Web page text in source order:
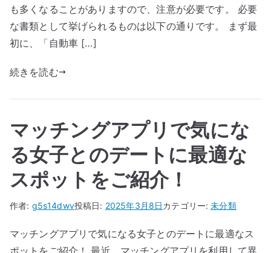
も多くなることがありますので、注意が必要です。 必要
な書類として挙げられるものは以下の通りです。 まず最
初に、「自動車 […]
続きを読む
マッチングアプリで気にな
る女子とのデートに最適な
スポットをご紹介！
作者: g5s14dwv投稿日: 2025年3月8日カテゴリー:未分類
マッチングアプリで気になる女子とのデートに最適なス
ポットをご紹介！ 最近、マッチングアプリを利用して異